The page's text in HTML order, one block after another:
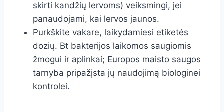
skirti kandžių lervoms) veiksmingi, jei
panaudojami, kai lervos jaunos.
Purkškite vakare, laikydamiesi etiketės
dozių. Bt bakterijos laikomos saugiomis
žmogui ir aplinkai; Europos maisto saugos
tarnyba pripažįsta jų naudojimą biologinei
kontrolei.